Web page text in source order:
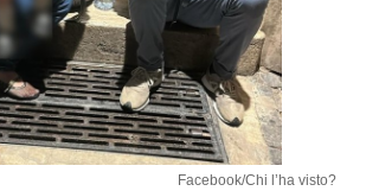
Facebook/Chi l’ha visto?